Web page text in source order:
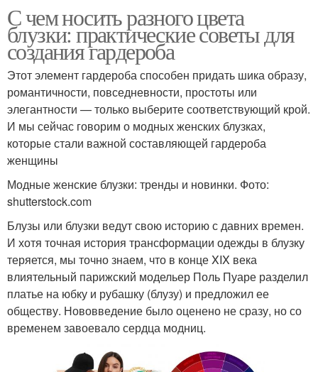
С чем носить разного цвета
блузки: практические советы для
создания гардероба
Этот элемент гардероба способен придать шика образу,
романтичности, повседневности, простоты или
элегантности — только выберите соответствующий крой.
И мы сейчас говорим о модных женских блузках,
которые стали важной составляющей гардероба
женщины
Модные женские блузки: тренды и новинки. Фото:
shutterstock.com
Блузы или блузки ведут свою историю с давних времен.
И хотя точная история трансформации одежды в блузку
теряется, мы точно знаем, что в конце XIX века
влиятельный парижский модельер Поль Пуаре разделил
платье на юбку и рубашку (блузу) и предложил ее
обществу. Нововведение было оценено не сразу, но со
временем завоевало сердца модниц.